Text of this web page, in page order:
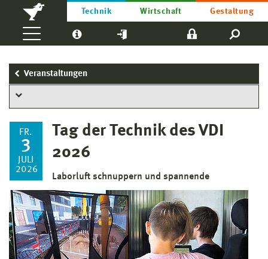
Technik Wirtschaft Gestaltung
Veranstaltungen
FR.
3
JULI
2026
Tag der Technik des VDI
2026
Laborluft schnuppern und spannende